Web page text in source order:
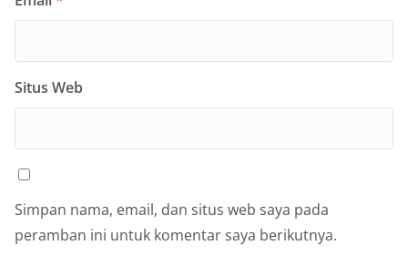
Situs Web
Simpan nama, email, dan situs web saya pada
peramban ini untuk komentar saya berikutnya.